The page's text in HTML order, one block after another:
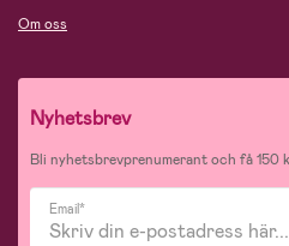
Om oss
Nyhetsbrev
Bli nyhetsbrevprenumerant och få 150
Email*